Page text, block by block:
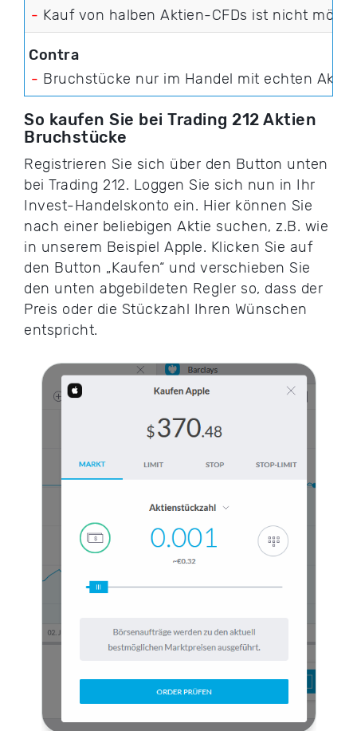
- Kauf von halben Aktien-CFDs ist nicht
- Bruchstücke nur im Handel mit echten
So kaufen Sie bei Trading 212 Aktien
Bruchstücke
Registrieren Sie sich über den Button unten
bei Trading 212. Loggen Sie sich nun in Ihr
Invest-Handelskonto ein. Hier können Sie
nach einer beliebigen Aktie suchen, z.B. wie
in unserem Beispiel Apple. Klicken Sie auf
den Button „Kaufen“ und verschieben Sie
den unten abgebildeten Regler so, dass der
Preis oder die Stückzahl Ihren Wünschen
entspricht.